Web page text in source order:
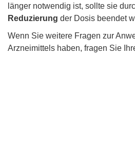
länger notwendig ist, sollte sie
Reduzierung der Dosis beendet
Wenn Sie weitere Fragen zur
Arzneimittels haben, fragen Sie